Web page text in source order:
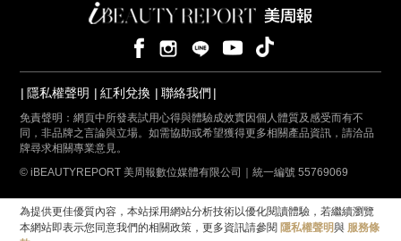
隱私權聲明 紅利兌換 聯絡我們
免責聲明：網頁中所發表試用心得與體驗成效實因個人體質及感受而有不
同，非品牌之言論與立場。如需協助或希望獲得更多相關產品資訊，請洽品
牌尋求相關專業意見。
© iBEAUTYREPORT 美周報數位媒體有限公司｜統一編號 55769069
為提供更佳優質內容，本站採用網站分析技術以優化閱讀體驗，若繼續瀏覽
本網站即表示您同意我們的相關政策，更多資訊請參閱 隱私權聲明與 服務條